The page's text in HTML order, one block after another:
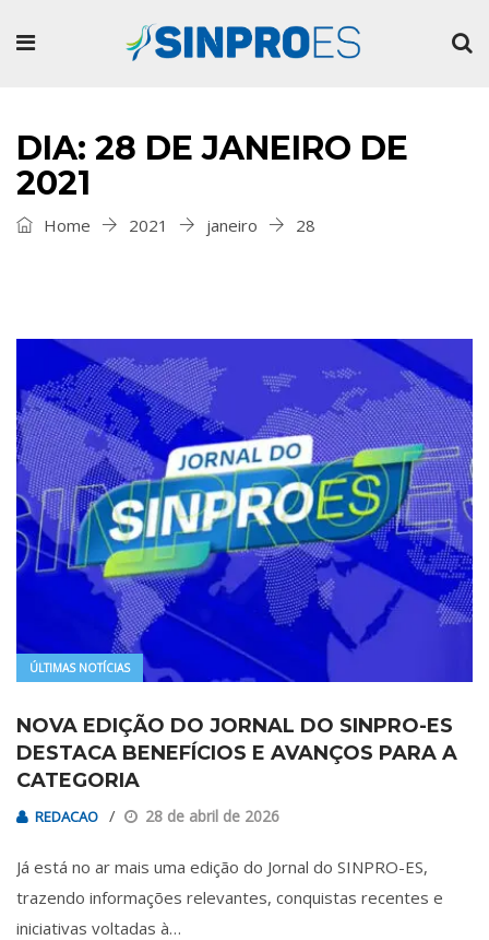
DIA: 28 DE JANEIRO DE
2021
Home 2021 janeiro 28
ÚLTIMAS NOTÍCIAS
NOVA EDIÇÃO DO JORNAL DO SINPRO-ES
DESTACA BENEFÍCIOS E AVANÇOS PARA A
CATEGORIA
REDACAO 28 de abril de 2026
Já está no ar mais uma edição do Jornal do SINPRO-ES,
trazendo informações relevantes, conquistas recentes e
iniciativas voltadas à…